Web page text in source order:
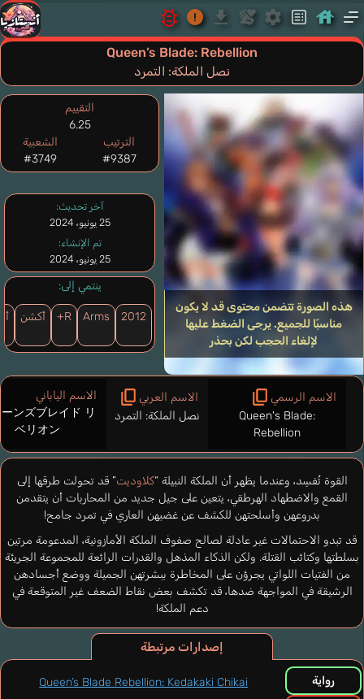
Queen’s Blade: Rebellion
نصل الملكة: التمرد
هذه الصورة تتضمن محتوى قد لا يكون
مناسبًا للجميع. يرجى الضغط عليها
لإلغاء الحجب لكن بحذر
آخر تحديث:
25 يونيو، 2024
تم الإنشاء:
25 يونيو، 2024
ينتمي إلى:
2012
Arms
R+ أكشن
القوة تُفسِد، وعندما يظهر أن الملكة النبيلة “كلاوديت” قد تحولت طرقها إلى
القمع والاضطهاد الهرطقي، يتعين على جيل جديد من المحاربات أن يتقدمن
بدروعهن وأسلحتهن للكشف عن غضبهن العاري في تمرد جامح!
قد تبدو الاحتمالات غير عادلة لصالح صفوف الملكة الأمازونية، المدعومة مرتين
بسلطتها وكتائب القتلة. ولكن الذكاء المذهل والقدرات الرائعة للمجموعة الجريئة
من الفتيات اللواتي يجرؤن على المخاطرة ببشرتهن الجميلة ووضع أجسادهن
الرشيقة في المواجهة ضدها، قد تكشف بعض نقاط الضعف غير المتوقعة في
دعم الملكة!
الاسم الرسمي
Queen's Blade:
Rebellion
الاسم العربي
نصل الملكة: التمرد
الاسم الياباني
ンズブレイド リ
ベリオン
التقييم
6.25
الترتيب
#9387
الشعبية
#3749
إصدارات مرتبطة
رواية
Queen’s Blade Rebellion: Kedakaki Chikai